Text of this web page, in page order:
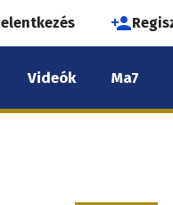
Videók Ma7